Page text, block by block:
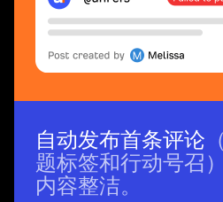
自动发布首条评论
题标签和行动号召
内容整洁。